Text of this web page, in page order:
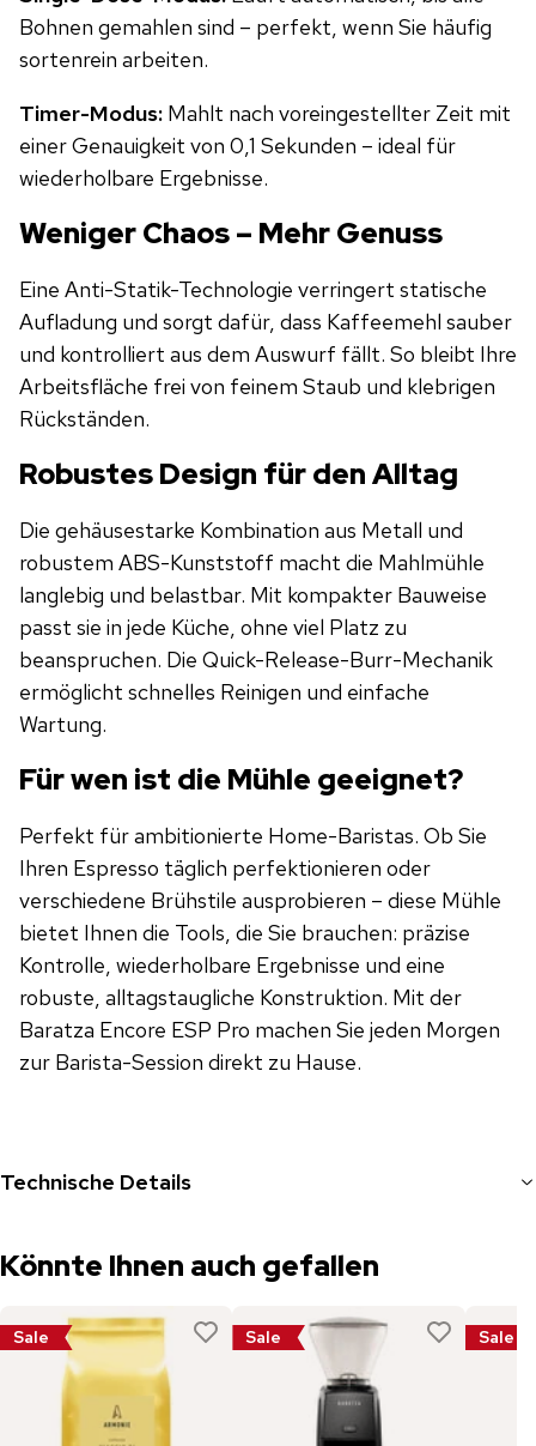
Bohnen gemahlen sind – perfekt, wenn Sie häufig
sortenrein arbeiten.
Timer-Modus: Mahlt nach voreingestellter Zeit mit
einer Genauigkeit von 0,1 Sekunden – ideal für
wiederholbare Ergebnisse.
Weniger Chaos – Mehr Genuss
Eine Anti-Statik-Technologie verringert statische
Aufladung und sorgt dafür, dass Kaffeemehl sauber
und kontrolliert aus dem Auswurf fällt. So bleibt Ihre
Arbeitsfläche frei von feinem Staub und klebrigen
Rückständen.
Robustes Design für den Alltag
Die gehäusestarke Kombination aus Metall und
robustem ABS-Kunststoff macht die Mahlmühle
langlebig und belastbar. Mit kompakter Bauweise
passt sie in jede Küche, ohne viel Platz zu
beanspruchen. Die Quick-Release-Burr-Mechanik
ermöglicht schnelles Reinigen und einfache
Wartung.
Für wen ist die Mühle geeignet?
Perfekt für ambitionierte Home-Baristas. Ob Sie
Ihren Espresso täglich perfektionieren oder
verschiedene Brühstile ausprobieren – diese Mühle
bietet Ihnen die Tools, die Sie brauchen: präzise
Kontrolle, wiederholbare Ergebnisse und eine
robuste, alltagstaugliche Konstruktion. Mit der
Baratza Encore ESP Pro machen Sie jeden Morgen
zur Barista-Session direkt zu Hause.
Technische Details
Könnte Ihnen auch gefallen
Sale Sale Sale